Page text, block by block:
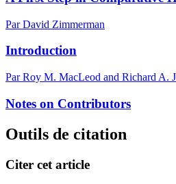
Par David Zimmerman
Introduction
Par Roy M. MacLeod and Richard A.
Notes on Contributors
Outils de citation
Citer cet article